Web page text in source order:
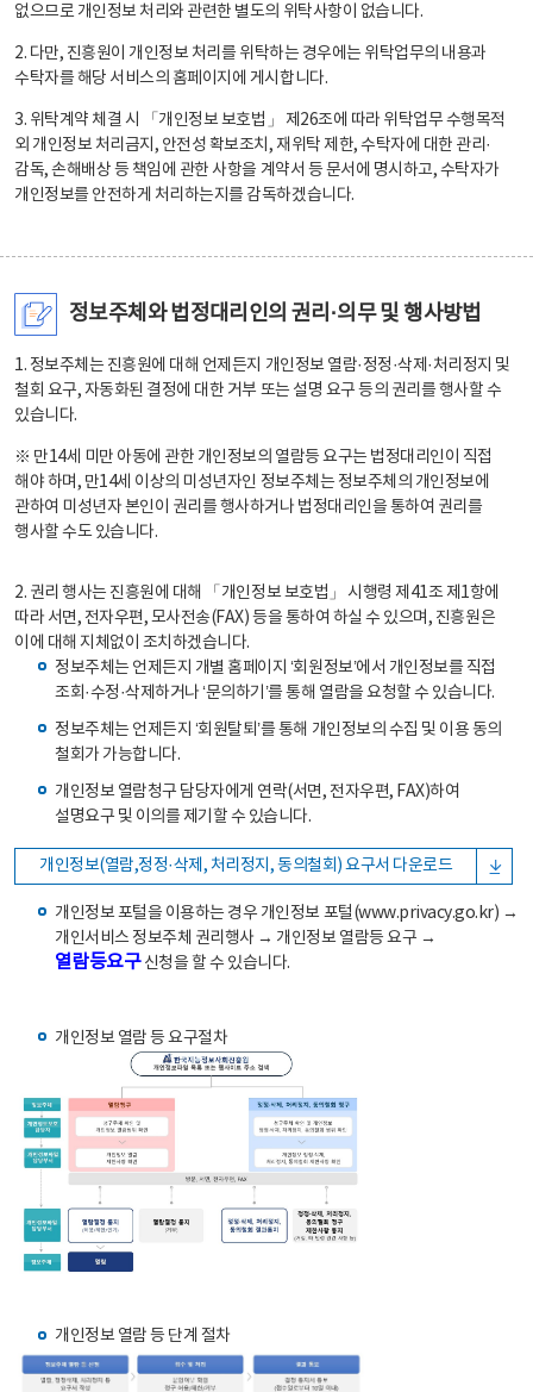
없으므로 개인정보 처리와 관련한 별도의 위탁사항이 없습니다.
2. 다만, 진흥원이 개인정보 처리를 위탁하는 경우에는 위탁업무의 내용과
수탁자를 해당 서비스의 홈페이지에 게시합니다.
3. 위탁계약 체결 시 「개인정보 보호법」 제26조에 따라 위탁업무 수행목적
외 개인정보 처리금지, 안전성 확보조치, 재위탁 제한, 수탁자에 대한 관리·
감독, 손해배상 등 책임에 관한 사항을 계약서 등 문서에 명시하고, 수탁자가
개인정보를 안전하게 처리하는지를 감독하겠습니다.
정보주체와 법정대리인의 권리·의무 및 행사방법
1. 정보주체는 진흥원에 대해 언제든지 개인정보 열람·정정·삭제·처리정지 및
철회 요구, 자동화된 결정에 대한 거부 또는 설명 요구 등의 권리를 행사할 수
있습니다.
※ 만14세 미만 아동에 관한 개인정보의 열람등 요구는 법정대리인이 직접
해야 하며, 만14세 이상의 미성년자인 정보주체는 정보주체의 개인정보에
관하여 미성년자 본인이 권리를 행사하거나 법정대리인을 통하여 권리를
행사할 수도 있습니다.
2. 권리 행사는 진흥원에 대해 「개인정보 보호법」 시행령 제41조 제1항에
따라 서면, 전자우편, 모사전송(FAX) 등을 통하여 하실 수 있으며, 진흥원은
이에 대해 지체없이 조치하겠습니다.
정보주체는 언제든지 개별 홈페이지 ‘회원정보’에서 개인정보를 직접
조회·수정·삭제하거나 ‘문의하기’를 통해 열람을 요청할 수 있습니다.
정보주체는 언제든지 ‘회원탈퇴’를 통해 개인정보의 수집 및 이용 동의
철회가 가능합니다.
개인정보 열람청구 담당자에게 연락(서면, 전자우편, FAX)하여
설명요구 및 이의를 제기할 수 있습니다.
개인정보(열람,정정·삭제, 처리정지, 동의철회) 요구서 다운로드
개인정보 포털을 이용하는 경우 개인정보 포털(www.privacy.go.kr) →
개인서비스 정보주체 권리행사 → 개인정보 열람등 요구 →
열람등요구신청을 할 수 있습니다.
개인정보 열람 등 요구절차
개인정보 열람 등 단계 절차